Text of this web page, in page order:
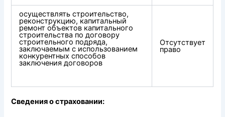
осуществлять строительство,
реконструкцию, капитальный
ремонт объектов капитального
строительства по договору
строительного подряда,
заключаемым с использованием
конкурентных способов
заключения договоров
Отсутствует
право
Сведения о страховании: